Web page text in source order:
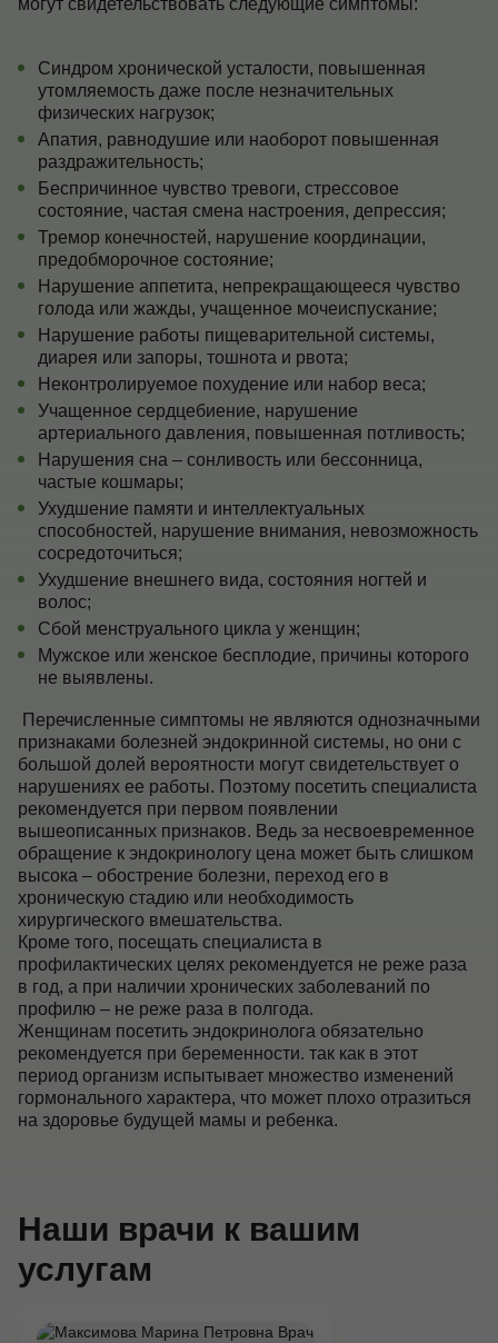
могут свидетельствовать следующие симптомы:
Синдром хронической усталости, повышенная
утомляемость даже после незначительных
физических нагрузок;
Апатия, равнодушие или наоборот повышенная
раздражительность;
Беспричинное чувство тревоги, стрессовое
состояние, частая смена настроения, депрессия;
Тремор конечностей, нарушение координации,
предобморочное состояние;
Нарушение аппетита, непрекращающееся чувство
голода или жажды, учащенное мочеиспускание;
Нарушение работы пищеварительной системы,
диарея или запоры, тошнота и рвота;
Неконтролируемое похудение или набор веса;
Учащенное сердцебиение, нарушение
артериального давления, повышенная потливость;
Нарушения сна – сонливость или бессонница,
частые кошмары;
Ухудшение памяти и интеллектуальных
способностей, нарушение внимания, невозможность
сосредоточиться;
Ухудшение внешнего вида, состояния ногтей и
волос;
Сбой менструального цикла у женщин;
Мужское или женское бесплодие, причины которого
не выявлены.
Перечисленные симптомы не являются однозначными
признаками болезней эндокринной системы, но они с
большой долей вероятности могут свидетельствует о
нарушениях ее работы. Поэтому посетить специалиста
рекомендуется при первом появлении
вышеописанных признаков. Ведь за несвоевременное
обращение к эндокринологу цена может быть слишком
высока – обострение болезни, переход его в
хроническую стадию или необходимость
хирургического вмешательства.
Кроме того, посещать специалиста в
профилактических целях рекомендуется не реже раза
в год, а при наличии хронических заболеваний по
профилю – не реже раза в полгода.
Женщинам посетить эндокринолога обязательно
рекомендуется при беременности. так как в этот
период организм испытывает множество изменений
гормонального характера, что может плохо отразиться
на здоровье будущей мамы и ребенка.
Наши врачи к вашим
услугам